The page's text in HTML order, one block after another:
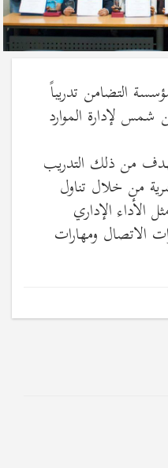
التضامن تدريباً
شمس لإدارة الموارد
. الهدف من ذلك التدريب
من خلال تناول
الأداء الإداري
الاتصال ومهارات